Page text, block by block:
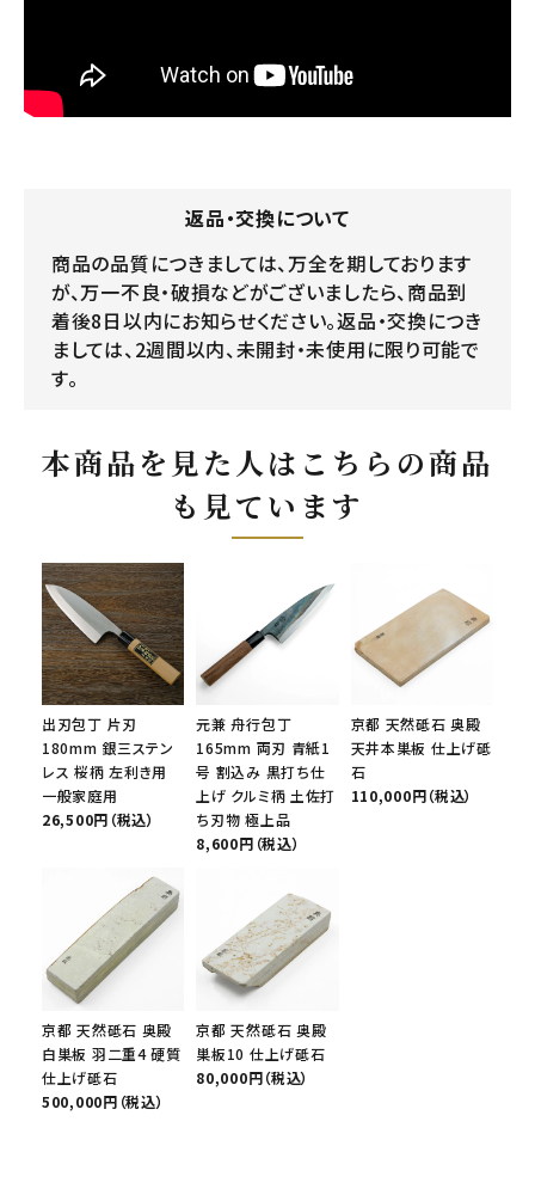
返品・交換について
商品の品質につきましては、万全を期しております
が、万一不良・破損などがございましたら、商品到
着後8日以内にお知らせください。返品・交換につき
ましては、2週間以内、未開封・未使用に限り可能で
す。
本商品を見た人はこちらの商品
も見ています
出刃包丁 片刃
180mm 銀三ステン
レス 桜柄 左利き用
一般家庭用
26,500円（税込）
元兼 舟行包丁
165mm 両刃 青紙1
号 割込み 黒打ち仕
上げ クルミ柄 土佐打
ち刃物 極上品
8,600円（税込）
京都 天然砥石 奥殿
天井本巣板 仕上げ砥
石
110,000円（税込）
京都 天然砥石 奥殿
白巣板 羽二重4 硬質
仕上げ砥石
500,000円（税込）
京都 天然砥石 奥殿
巣板10 仕上げ砥石
80,000円（税込）